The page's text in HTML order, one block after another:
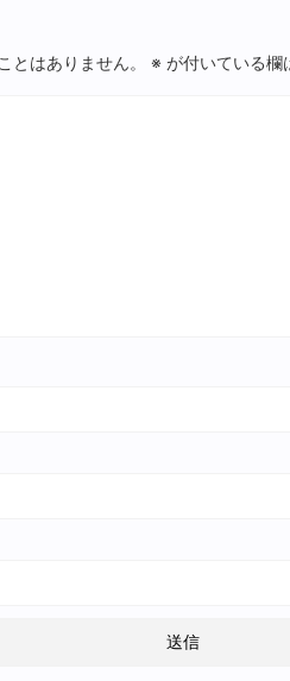
とはありません。 ※ が付いている欄